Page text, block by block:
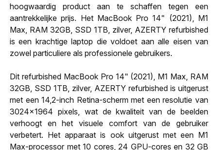
hoogwaardig product aan te schaffen tegen een
aantrekkelijke prijs. Het MacBook Pro 14" (2021), M1
Max, RAM 32GB, SSD 1TB, zilver, AZERTY refurbished
is een krachtige laptop die voldoet aan alle eisen van
zowel particuliere als professionele gebruikers.
Dit refurbished MacBook Pro 14" (2021), M1 Max, RAM
32GB, SSD 1TB, zilver, AZERTY refurbished is uitgerust
met een 14,2-inch Retina-scherm met een resolutie van
3024x1964 pixels, wat de kwaliteit van de beelden
verhoogt en het visuele comfort van de gebruiker
verbetert. Het apparaat is ook uitgerust met een M1
Max-processor met 10 cores, 24 GPU-cores en 32 GB